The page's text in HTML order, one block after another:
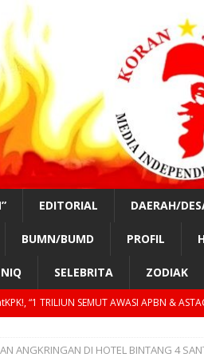
EDITORIAL DAERAH/
BUMN/BUMD PROFIL
SELEBRITA ZODIAK
“1 TRILIUN SEMUT AWASI APBN &
ANGKRINGAN DI HOTEL BINTANG 4